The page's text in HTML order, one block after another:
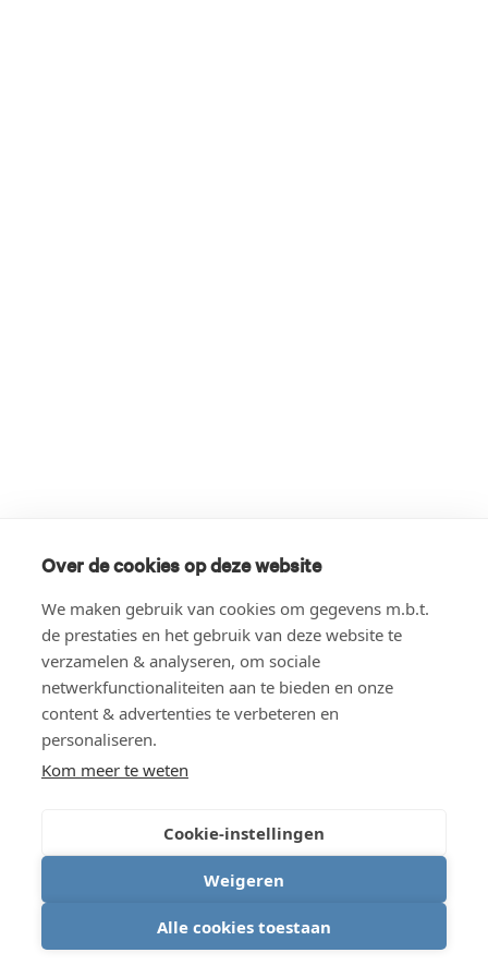
Over de cookies op deze website
We maken gebruik van cookies om gegevens m.b.t.
de prestaties en het gebruik van deze website te
verzamelen & analyseren, om sociale
netwerkfunctionaliteiten aan te bieden en onze
content & advertenties te verbeteren en
personaliseren.
Kom meer te weten
Cookie-instellingen
Weigeren
Alle cookies toestaan